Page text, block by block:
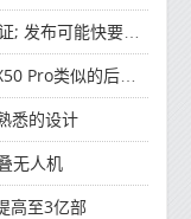
可能快要结束了
类似的后部设计
悉的设计
无人机
高至3亿部